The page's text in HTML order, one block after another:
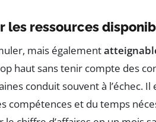
les ressources
mais également
haut sans tenir compte des
conduit souvent à l’échec.
compétences et du temps